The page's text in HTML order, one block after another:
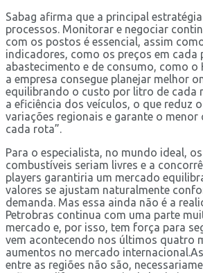
Sabag afirma que a principal
processos. Monitorar e negociar
com os postos é essencial, assim
indicadores, como os preços em cada
abastecimento e de consumo, como o
a empresa consegue planejar melhor
equilibrando o custo por litro de cada
a eficiência dos veículos, o que reduz
variações regionais e garante o menor
cada rota”.
Para o especialista, no mundo ideal,
combustíveis seriam livres e a
players garantiria um mercado
valores se ajustam naturalmente
demanda. Mas essa ainda não é a
Petrobras continua com uma parte
mercado e, por isso, tem força para
vem acontecendo nos últimos quatro
aumentos no mercado
entre as regiões não são,